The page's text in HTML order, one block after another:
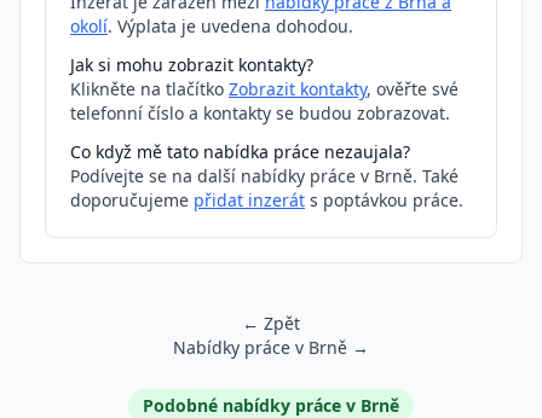
okolí. Výplata je uvedena dohodou.
Jak si mohu zobrazit kontakty?
Klikněte na tlačítko Zobrazit kontakty, ověřte své
telefonní číslo a kontakty se budou zobrazovat.
Co když mě tato nabídka práce nezaujala?
Podívejte se na další nabídky práce v Brně. Také
doporučujeme přidat inzerát s poptávkou práce.
← Zpět
Nabídky práce v Brně →
Podobné inzerátyPodobné nabídky práce v Brně